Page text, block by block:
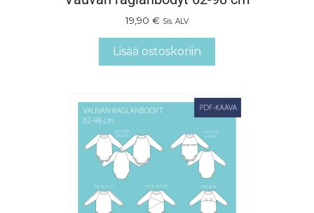
19,90 € Sis. ALV
Lisää ostoskoriin